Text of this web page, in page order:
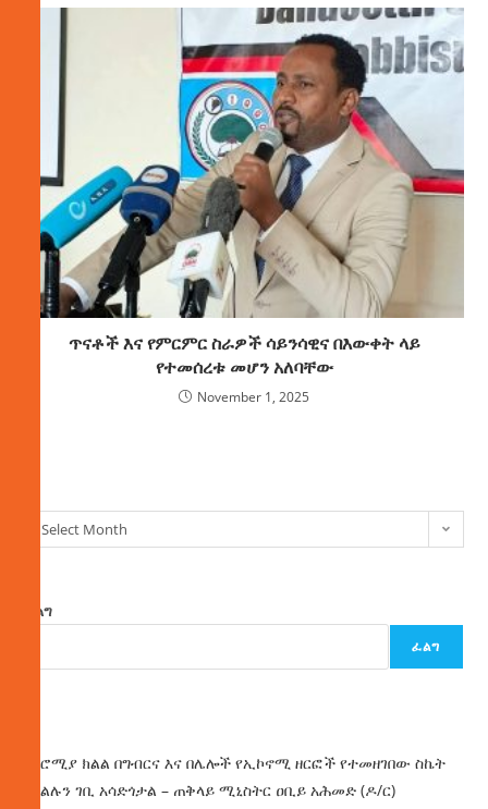
ጥናቶች እና የምርምር ስራዎች ሳይንሳዊና በእውቀት ላይ
የተመሰረቱ መሆን አለባቸው
November 1, 2025
Select Month
ፈልግ
ፈልግ
በኦሮሚያ ክልል በግብርና እና በሌሎች የኢኮኖሚ ዘርፎች የተመዘገበው ስኬት
የክልሉን ገቢ አሳድጎታል – ጠቅላይ ሚኒስትር ዐቢይ አሕመድ (ዶ/ር)